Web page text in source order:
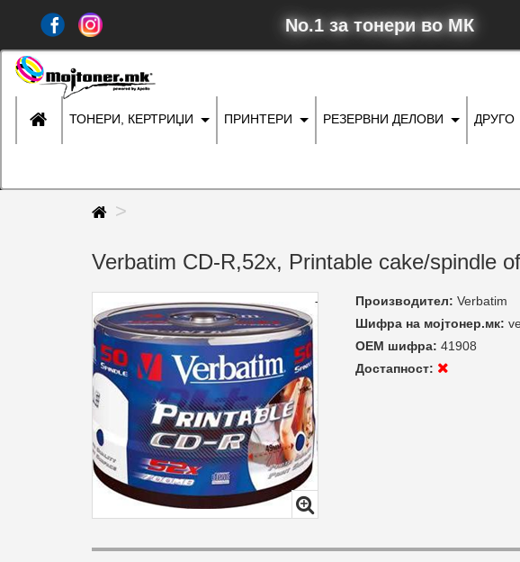
No.1 за тонери во МК
ТОНЕРИ, КЕРТРИЏИ ПРИНТЕРИ РЕЗЕРВНИ ДЕЛОВИ ДРУГО
Verbatim CD-R,52x, Printable cake/spindle
Производител: Verbatim
Шифра на мојтонер.мк:
ОЕМ шифра: 41908
Достапност: